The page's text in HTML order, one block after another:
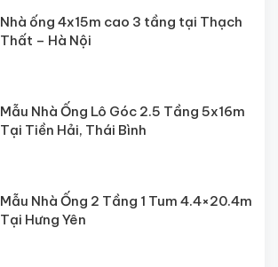
Nhà ống 4x15m cao 3 tầng tại Thạch
Thất – Hà Nội
Mẫu Nhà Ống Lô Góc 2.5 Tầng 5x16m
Tại Tiền Hải, Thái Bình
Mẫu Nhà Ống 2 Tầng 1 Tum 4.4×20.4m
Tại Hưng Yên